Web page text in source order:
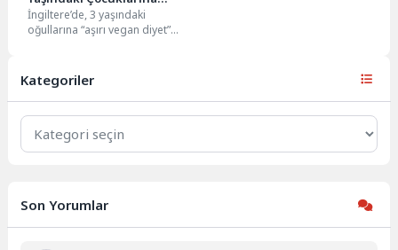
“Vegan Diyet” Uygulayarak
Ölümüne Neden Oldu
İngiltere’de, 3 yaşındaki
oğullarına “aşırı vegan diyet”
bedenini...
Kategoriler
Kategoriler
Son Yorumlar